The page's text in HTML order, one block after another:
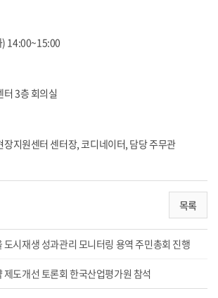
14:00~15:00
3층 회의실
지원센터 센터장, 코디네이터, 담당 주무관
목록
도시재생 성과관리 모니터링 용역 주민총회 진행
제도개선 토론회 한국산업평가원 참석